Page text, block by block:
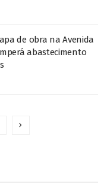
de obra na Avenida
abastecimento